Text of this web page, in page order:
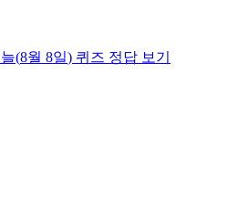
(8월 8일) 퀴즈 정답 보기